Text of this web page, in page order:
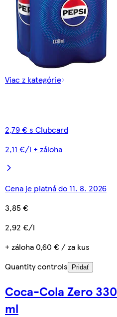
Viac z kategórie
2,79 € s Clubcard
2,11 €/l + záloha
Cena je platná do 11. 8. 2026
3,85 €
2,92 €/l
+ záloha 0,60 € / za kus
Quantity controls
Pridať
Coca-Cola Zero 330
ml